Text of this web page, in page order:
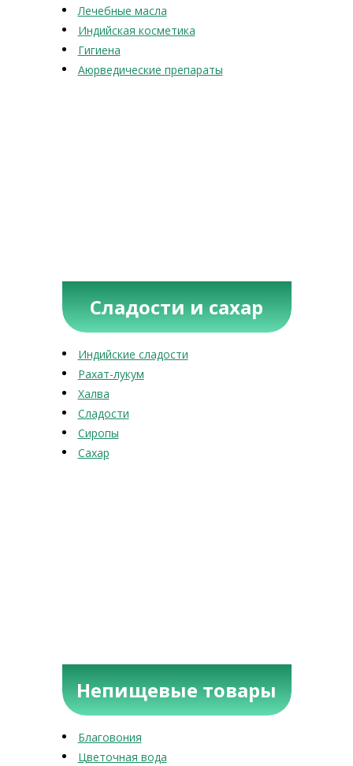
Лечебные масла
Индийская косметика
Гигиена
Аюрведические препараты
Сладости и сахар
Индийские сладости
Рахат-лукум
Халва
Сладости
Сиропы
Сахар
Непищевые товары
Благовония
Цветочная вода